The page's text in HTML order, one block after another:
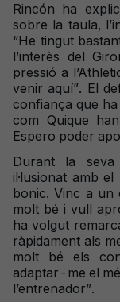
Rincón ha
sobre la taula,
“He tingut
l’interès del
pressió a
venir aquí”. El
confiança que
com Quique
Espero poder
Durant la seva
il·lusionat amb
bonic. Vinc a un
molt bé i vull
ha volgut
ràpidament als
molt bé els
adaptar-me el
l’entrenador”.